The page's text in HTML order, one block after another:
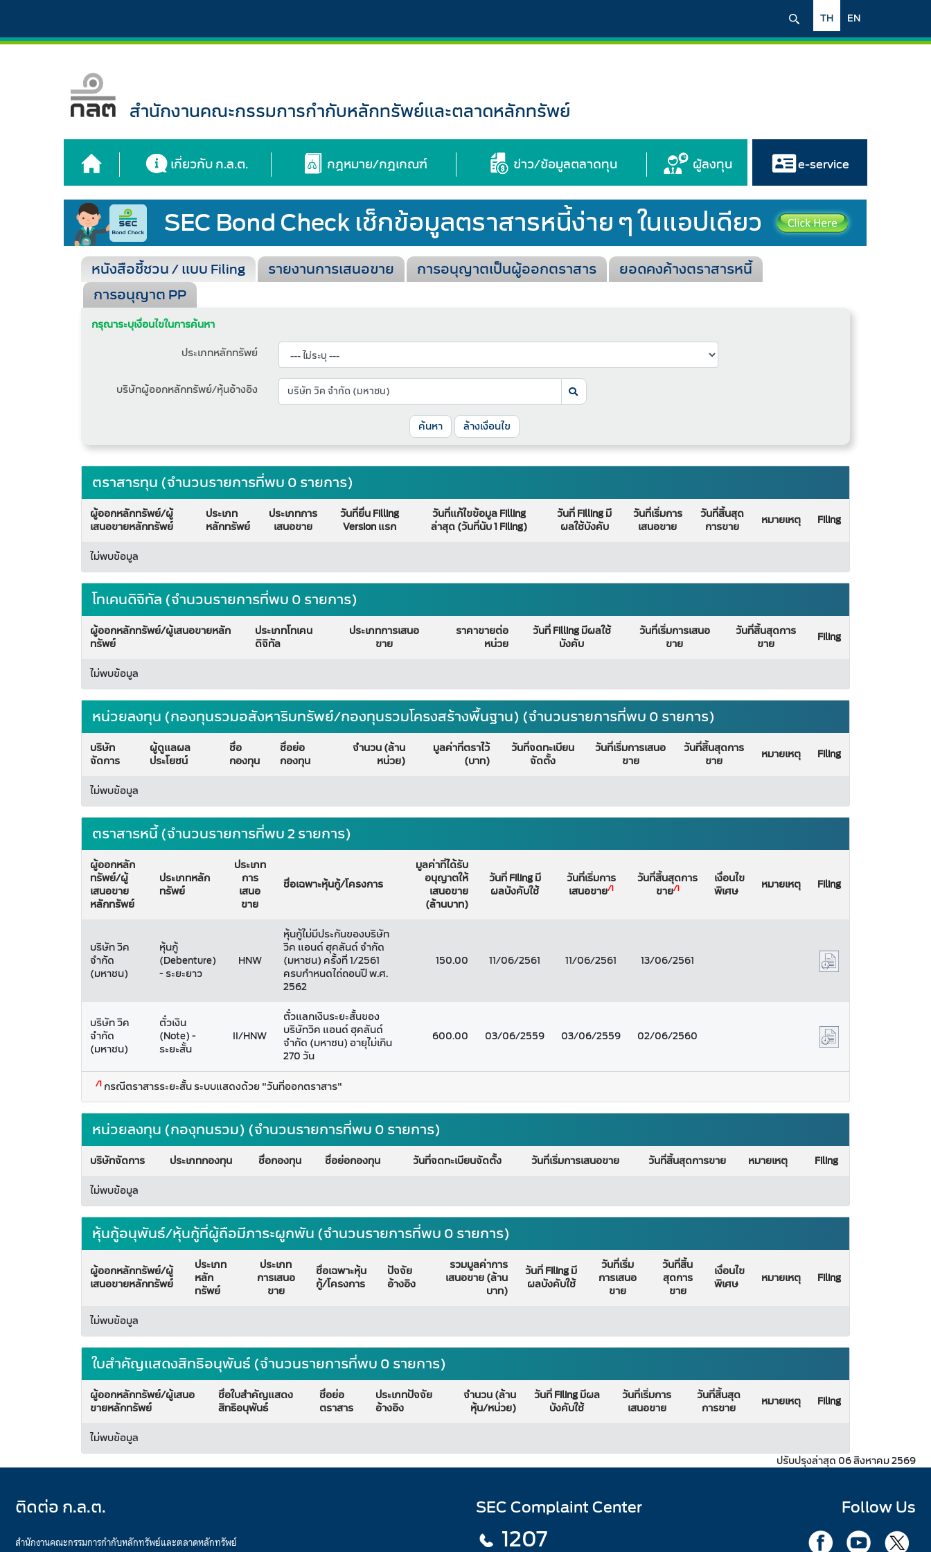
EN
TH
สำนักงานคณะกรรมการกำกับหลักทรัพย์และตลาดหลักทรัพย์
เกี่ยวกับ ก.ล.ต. กฎหมาย/กฎเกณฑ์ ข่าว/ข้อมูลตลาดทุน ผู้ลงทุน e-service
หนังสือชี้ชวน / แบบ Filing รายงานการเสนอขาย การอนุญาตเป็นผู้ออกตราสาร
ยอดคงค้างตราสารหนี้
การอนุญาต PP
กรุณาระบุเงื่อนไขในการค้นหา
ประเภทหลักทรัพย์
บริษัทผู้ออกหลักทรัพย์/หุ้นอ้างอิง
ค้นหา ล้างเงื่อนไข
ตราสารทุน (จำนวนรายการที่พบ 0 รายการ)
ผู้ออกหลักทรัพย์/ผู้
เสนอขายหลักทรัพย์
ประเภท
หลักทรัพย์
ประเภทการ
เสนอขาย
วันที่ยื่น Filling
Version แรก
วันที่แก้ไขข้อมูล Filling
ล่าสุด (วันที่นับ 1 Filing)
วันที่ Filling มี
ผลใช้บังคับ
วันที่เริ่มการ
เสนอขาย
วันที่สิ้นสุด
การขาย
หมายเหตุ Filing
ไม่พบข้อมูล
โทเคนดิจิทัล (จำนวนรายการที่พบ 0 รายการ)
ผู้ออกหลักทรัพย์/ผู้เสนอขายหลัก
ทรัพย์
ประเภทโทเคน
ดิจิทัล
ประเภทการเสนอ
ขาย
ราคาขายต่อ
หน่วย
วันที่ Filling มีผลใช้
บังคับ
วันที่เริ่มการเสนอ
ขาย
วันที่สิ้นสุดการ
ขาย
Filing
ไม่พบข้อมูล
หน่วยลงทุน (กองทุนรวมอสังหาริมทรัพย์/กองทุนรวมโครงสร้างพื้นฐาน) (จำนวนรายการที่พบ 0 รายการ)
บริษัท
จัดการ
ผู้ดูแลผล
ประโยชน์
ชื่อ
กองทุน
ชื่อย่อ
กองทุน
จำนวน (ล้าน
หน่วย)
มูลค่าที่ตราไว้
(บาท)
วันที่จดทะเบียน
จัดตั้ง
วันที่เริ่มการเสนอ
ขาย
วันที่สิ้นสุดการ
ขาย
หมายเหตุ Filing
ไม่พบข้อมูล
ตราสารหนี้ (จำนวนรายการที่พบ 2 รายการ)
ผู้ออกหลัก
ทรัพย์/ผู้
เสนอขาย
หลักทรัพย์
ประเภทหลัก
ทรัพย์
ประเภท
การ
เสนอ
ขาย
ชื่อเฉพาะหุ้นกู้/โครงการ
มูลค่าที่ได้รับ
อนุญาตให้
เสนอขาย
(ล้านบาท)
วันที่ Filing มี
ผลบังคับใช้
วันที่เริ่มการ
เสนอขาย/1
วันที่สิ้นสุดการ
ขาย/1
เงื่อนไข
พิเศษ
หมายเหตุ Filing
บริษัท วิค
จำกัด
(มหาชน)
หุ้นกู้
(Debenture)
- ระยะยาว
HNW
หุ้นกู้ไม่มีประกันของบริษัท
วิค แอนด์ ฮุคลันด์ จำกัด
(มหาชน) ครั้งที่ 1/2561
ครบกำหนดไถ่ถอนปี พ.ศ.
2562
150.00 11/06/2561 11/06/2561 13/06/2561
บริษัท วิค
จำกัด
(มหาชน)
ตั๋วเงิน
(Note) -
ระยะสั้น
II/HNW
ตั๋วแลกเงินระยะสั้นของ
บริษัทวิค แอนด์ ฮุคลันด์
จำกัด (มหาชน) อายุไม่เกิน
270 วัน
600.00 03/06/2559 03/06/2559 02/06/2560
/1 กรณีตราสารระยะสั้น ระบบแสดงด้วย "วันที่ออกตราสาร"
หน่วยลงทุน (กองุทนรวม) (จำนวนรายการที่พบ 0 รายการ)
บริษัทจัดการ ประเภทกองทุน ชื่อกองทุน ชื่อย่อกองทุน วันที่จดทะเบียนจัดตั้ง วันที่เริ่มการเสนอขาย วันที่สิ้นสุดการขาย หมายเหตุ
Filing
ไม่พบข้อมูล
หุ้นกู้อนุพันธ์/หุ้นกู้ที่ผู้ถือมีภาระผูกพัน (จำนวนรายการที่พบ 0 รายการ)
ผู้ออกหลักทรัพย์/ผู้
เสนอขายหลักทรัพย์
ประเภท
หลัก
ทรัพย์
ประเภท
การเสนอ
ขาย
ชื่อเฉพาะหุ้น
กู้/โครงการ
ปัจจัย
อ้างอิง
รวมมูลค่าการ
เสนอขาย (ล้าน
บาท)
วันที่ Filing มี
ผลบังคับใช้
วันที่เริ่ม
การเสนอ
ขาย
วันที่สิ้น
สุดการ
ขาย
เงื่อนไข
พิเศษ
หมายเหตุ Filing
ไม่พบข้อมูล
ใบสำคัญแสดงสิทธิอนุพันธ์ (จำนวนรายการที่พบ 0 รายการ)
ผู้ออกหลักทรัพย์/ผู้เสนอ
ขายหลักทรัพย์
ชื่อใบสำคัญแสดง
สิทธิอนุพันธ์
ชื่อย่อ
ตราสาร
ประเภทปัจจัย
อ้างอิง
จำนวน (ล้าน
หุ้น/หน่วย)
วันที่ Filing มีผล
บังคับใช้
วันที่เริ่มการ
เสนอขาย
วันที่สิ้นสุด
การขาย
หมายเหตุ Filing
ไม่พบข้อมูล
ปรับปรุงล่าสุด 06 สิงหาคม 2569
ติดต่อ ก.ล.ต.
สำนักงานคณะกรรมการกำกับหลักทรัพย์และตลาดหลักทรัพย์
SEC Complaint Center
1207
Follow Us